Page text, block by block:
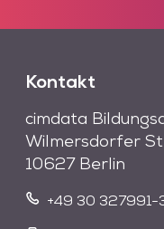
Kontakt
cimdata
Wilmersdorfer
10627 Berlin
+49 30 327991-